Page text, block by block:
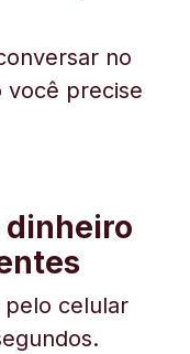
no
você precise
dinheiro
pelo celular